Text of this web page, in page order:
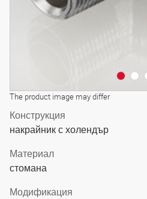
The product image may differ
Конструкция
накрайник с холендър
Материал
стомана
Модификация